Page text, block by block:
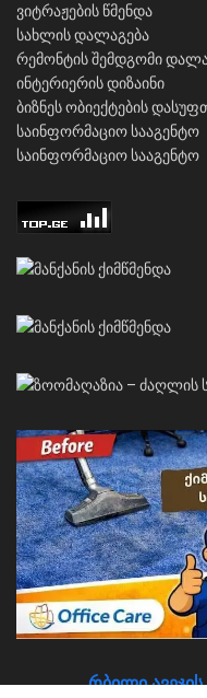
ვიტრაჟების წმენდა
სახლის დალაგება
რემონტის შემდგომი
ინტერიერის დიზაინი
ბიზნეს ობიექტების
საინფორმაციო სააგენტო
საინფორმაციო სააგენტო
რბილი